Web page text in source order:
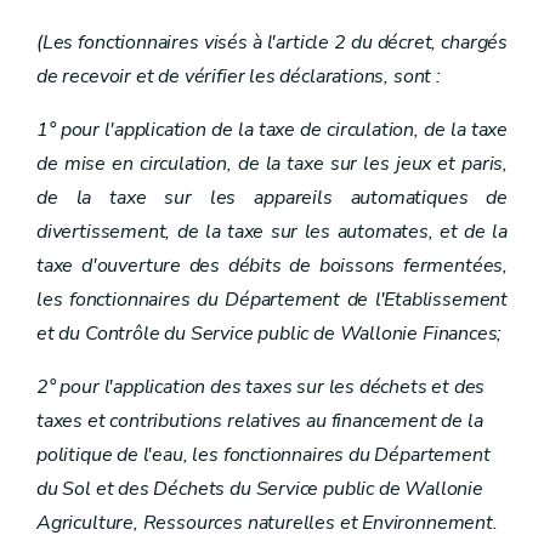
(Les fonctionnaires visés à l'article 2 du décret, chargés
de recevoir et de vérifier les déclarations, sont :
1° pour l'application de la taxe de circulation, de la taxe
de mise en circulation, de la taxe sur les jeux et paris,
de la taxe sur les appareils automatiques de
divertissement, de la taxe sur les automates, et de la
taxe d'ouverture des débits de boissons fermentées,
les fonctionnaires du Département de l'Etablissement
et du Contrôle du Service public de Wallonie Finances;
2° pour l'application des taxes sur les déchets et des
taxes et contributions relatives au financement de la
politique de l'eau, les fonctionnaires du Département
du Sol et des Déchets du Service public de Wallonie
Agriculture, Ressources naturelles et Environnement.